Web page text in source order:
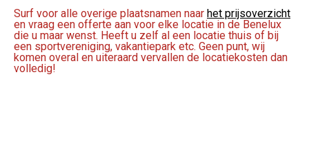
Surf voor alle overige plaatsnamen naar het prijsoverzicht
en vraag een offerte aan voor elke locatie in de Benelux
die u maar wenst. Heeft u zelf al een locatie thuis of bij
een sportvereniging, vakantiepark etc. Geen punt, wij
komen overal en uiteraard vervallen de locatiekosten dan
volledig!